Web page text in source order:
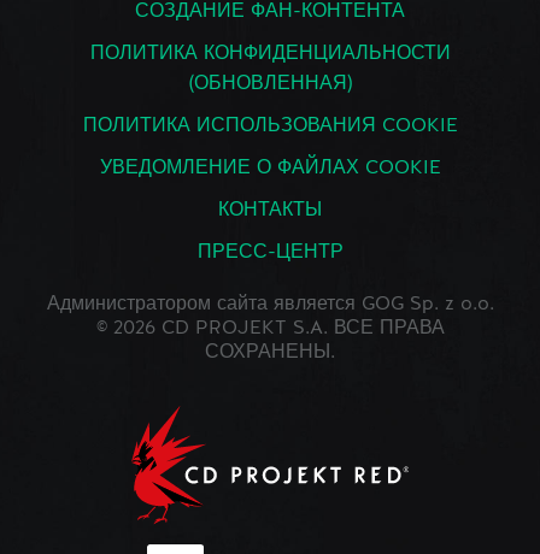
СОЗДАНИЕ ФАН-КОНТЕНТА
ПОЛИТИКА КОНФИДЕНЦИАЛЬНОСТИ
(ОБНОВЛЕННАЯ)
ПОЛИТИКА ИСПОЛЬЗОВАНИЯ COOKIE
УВЕДОМЛЕНИЕ О ФАЙЛАХ COOKIE
КОНТАКТЫ
ПРЕСС-ЦЕНТР
Администратором сайта является GOG Sp. z o.o.
© 2026 CD PROJEKT S.A. ВСЕ ПРАВА
СОХРАНЕНЫ.